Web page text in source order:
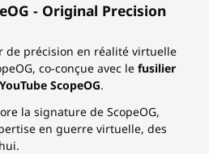
- Original Precision
de précision en réalité virtuelle
, co-conçue avec le fusilier
ScopeOG.
la signature de ScopeOG,
en guerre virtuelle, des